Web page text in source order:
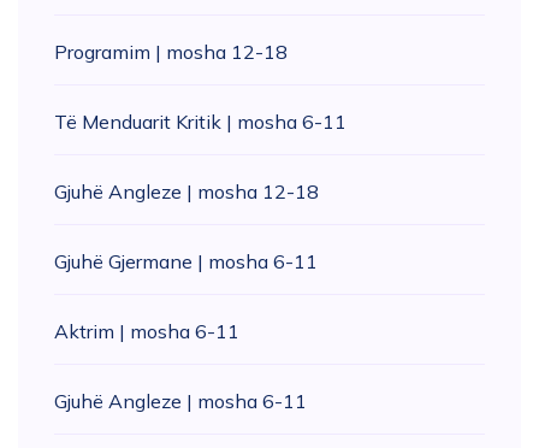
Programim | mosha 12-18
Të Menduarit Kritik | mosha 6-11
Gjuhë Angleze | mosha 12-18
Gjuhë Gjermane | mosha 6-11
Aktrim | mosha 6-11
Gjuhë Angleze | mosha 6-11